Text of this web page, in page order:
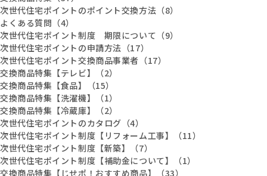
次世代住宅ポイントのポイント交換方法（8）
よくある質問（4）
次世代住宅ポイント制度 期限について（9）
次世代住宅ポイントの申請方法（17）
次世代住宅ポイント交換商品事業者（17）
交換商品特集【テレビ】（2）
交換商品特集【食品】（15）
交換商品特集【洗濯機】（1）
交換商品特集【冷蔵庫】（2）
次世代住宅ポイントのカタログ（4）
次世代住宅ポイント制度【リフォーム工事】（11）
次世代住宅ポイント制度【新築】（7）
次世代住宅ポイント制度【補助金について】（1）
交換商品特集【じせポ！おすすめ商品】（33）